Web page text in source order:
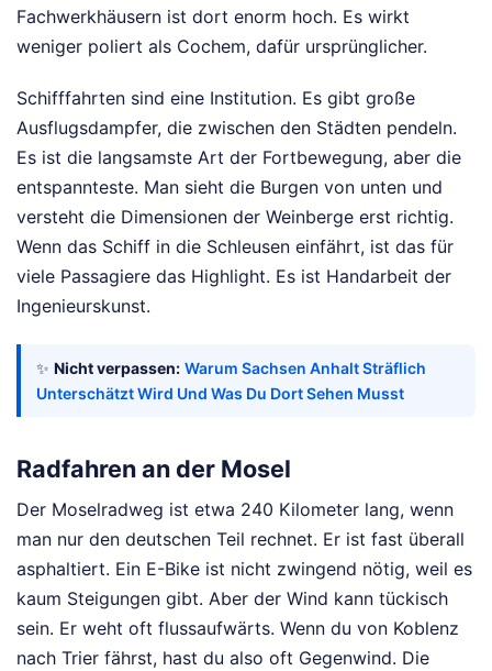
Fachwerkhäusern ist dort enorm hoch. Es wirkt
weniger poliert als Cochem, dafür ursprünglicher.
Schifffahrten sind eine Institution. Es gibt große
Ausflugsdampfer, die zwischen den Städten pendeln.
Es ist die langsamste Art der Fortbewegung, aber die
entspannteste. Man sieht die Burgen von unten und
versteht die Dimensionen der Weinberge erst richtig.
Wenn das Schiff in die Schleusen einfährt, ist das für
viele Passagiere das Highlight. Es ist Handarbeit der
Ingenieurskunst.
✨ Nicht verpassen: Warum Sachsen Anhalt Sträflich
Unterschätzt Wird Und Was Du Dort Sehen Musst
Radfahren an der Mosel
Der Moselradweg ist etwa 240 Kilometer lang, wenn
man nur den deutschen Teil rechnet. Er ist fast überall
asphaltiert. Ein E-Bike ist nicht zwingend nötig, weil es
kaum Steigungen gibt. Aber der Wind kann tückisch
sein. Er weht oft flussaufwärts. Wenn du von Koblenz
nach Trier fährst, hast du also oft Gegenwind. Die